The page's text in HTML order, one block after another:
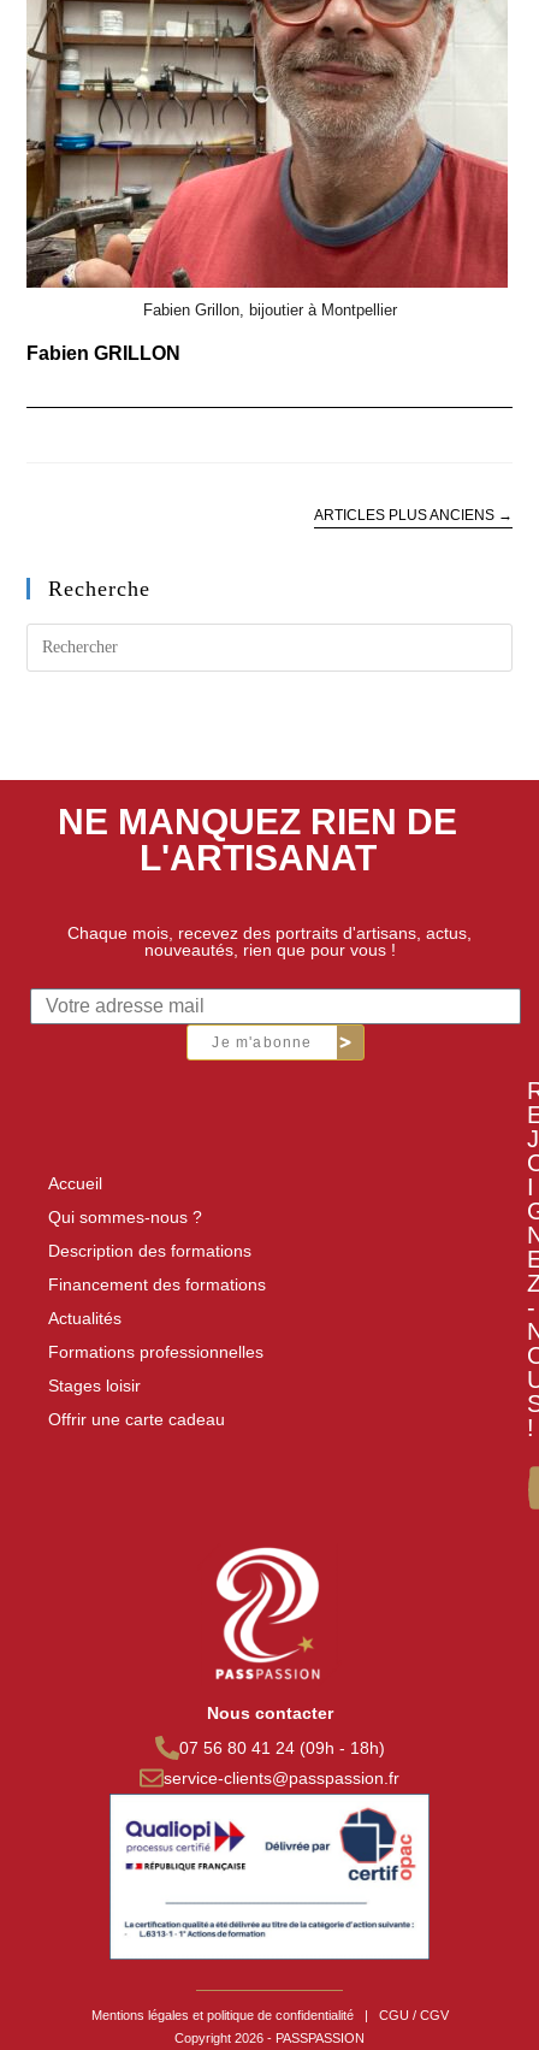
Fabien Grillon, bijoutier à Montpellier
Fabien GRILLON
ARTICLES PLUS ANCIENS →
Recherche
NE MANQUEZ RIEN DE
L'ARTISANAT
Chaque mois, recevez des portraits d'artisans, actus,
nouveautés, rien que pour vous !
Je m'abonne
Accueil
Qui sommes-nous ?
Description des formations
Financement des formations
Actualités
Formations professionnelles
Stages loisir
Offrir une carte cadeau
J
I
-
!
Nous contacter
07 56 80 41 24 (09h - 18h)
service-clients@passpassion.fr
Mentions légales et politique de confidentialité
CGU / CGV
Copyright 2026 - PASSPASSION